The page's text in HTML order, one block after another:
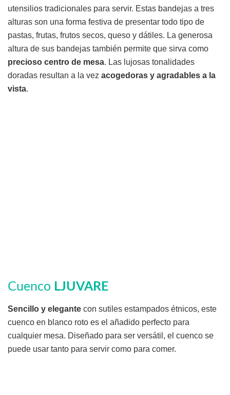
utensilios tradicionales para servir. Estas bandejas a tres
alturas son una forma festiva de presentar todo tipo de
pastas, frutas, frutos secos, queso y dátiles. La generosa
altura de sus bandejas también permite que sirva como
precioso centro de mesa. Las lujosas tonalidades
doradas resultan a la vez acogedoras y agradables a la
vista.
Cuenco LJUVARE
Sencillo y elegante con sutiles estampados étnicos, este
cuenco en blanco roto es el añadido perfecto para
cualquier mesa. Diseñado para ser versátil, el cuenco se
puede usar tanto para servir como para comer.